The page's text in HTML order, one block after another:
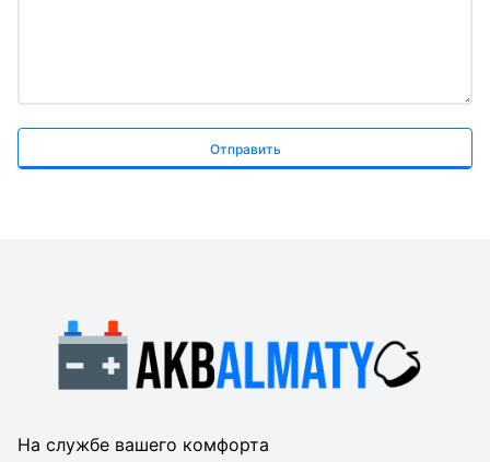
Отправить
На службе вашего комфорта